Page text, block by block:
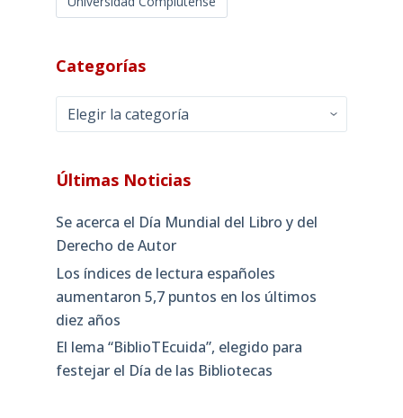
Categorías
Categorías
Últimas Noticias
Se acerca el Día Mundial del Libro y del
Derecho de Autor
Los índices de lectura españoles
aumentaron 5,7 puntos en los últimos
diez años
El lema “BiblioTEcuida”, elegido para
festejar el Día de las Bibliotecas